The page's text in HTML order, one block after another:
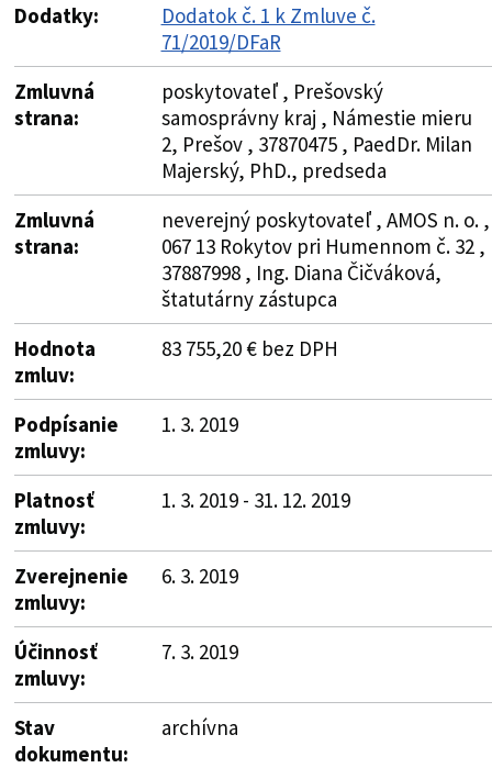
Dodatky:
Dodatok č. 1 k Zmluve č.
71/2019/DFaR
Zmluvná
strana:
poskytovateľ , Prešovský
samosprávny kraj , Námestie mieru
2, Prešov , 37870475 , PaedDr. Milan
Majerský, PhD., predseda
Zmluvná
strana:
neverejný poskytovateľ , AMOS n. o. ,
067 13 Rokytov pri Humennom č. 32 ,
37887998 , Ing. Diana Čičváková,
štatutárny zástupca
Hodnota
zmluv:
83 755,20 € bez DPH
Podpísanie
zmluvy:
1. 3. 2019
Platnosť
zmluvy:
1. 3. 2019 - 31. 12. 2019
Zverejnenie
zmluvy:
6. 3. 2019
Účinnosť
zmluvy:
7. 3. 2019
Stav
dokumentu:
archívna